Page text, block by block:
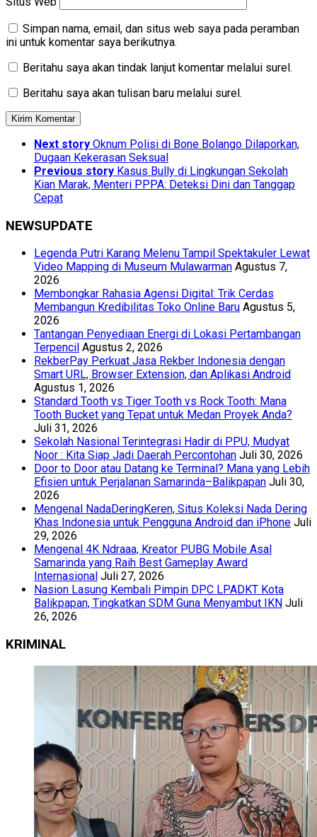
Simpan nama, email, dan situs web saya pada peramban
ini untuk komentar saya berikutnya.
Beritahu saya akan tindak lanjut komentar melalui surel.
Beritahu saya akan tulisan baru melalui surel.
Next story Oknum Polisi di Bone Bolango Dilaporkan,
Dugaan Kekerasan Seksual
Previous story Kasus Bully di Lingkungan Sekolah
Kian Marak, Menteri PPPA: Deteksi Dini dan Tanggap
Cepat
NEWSUPDATE
Legenda Putri Karang Melenu Tampil Spektakuler Lewat
Video Mapping di Museum Mulawarman Agustus 7,
2026
Membongkar Rahasia Agensi Digital: Trik Cerdas
Membangun Kredibilitas Toko Online Baru Agustus 5,
2026
Tantangan Penyediaan Energi di Lokasi Pertambangan
Terpencil Agustus 2, 2026
RekberPay Perkuat Jasa Rekber Indonesia dengan
Smart URL, Browser Extension, dan Aplikasi Android
Agustus 1, 2026
Standard Tooth vs Tiger Tooth vs Rock Tooth: Mana
Tooth Bucket yang Tepat untuk Medan Proyek Anda?
Juli 31, 2026
Sekolah Nasional Terintegrasi Hadir di PPU, Mudyat
Noor : Kita Siap Jadi Daerah Percontohan Juli 30, 2026
Door to Door atau Datang ke Terminal? Mana yang Lebih
Efisien untuk Perjalanan Samarinda–Balikpapan Juli 30,
2026
Mengenal NadaDeringKeren, Situs Koleksi Nada Dering
Khas Indonesia untuk Pengguna Android dan iPhone Juli
29, 2026
Mengenal 4K Ndraaa, Kreator PUBG Mobile Asal
Samarinda yang Raih Best Gameplay Award
Internasional Juli 27, 2026
Nasion Lasung Kembali Pimpin DPC LPADKT Kota
Balikpapan, Tingkatkan SDM Guna Menyambut IKN Juli
26, 2026
KRIMINAL